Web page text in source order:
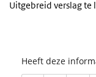
Uitgebreid verslag te
Heeft deze